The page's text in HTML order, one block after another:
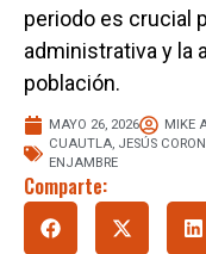
periodo es crucial
administrativa y la
población.
MAYO 26, 2026
MIKE
CUAUTLA, JESÚS
ENJAMBRE
Comparte: